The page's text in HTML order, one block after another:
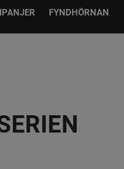
FYNDHÖRNAN